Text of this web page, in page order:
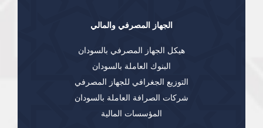
الجهاز المصرفي والمالي
هيكل الجهاز المصرفي بالسودان
البنوك العاملة بالسودان
التوزيع الجغرافي للجهاز المصرفي
شركات الصرافة العاملة بالسودان
المؤسسات المالية